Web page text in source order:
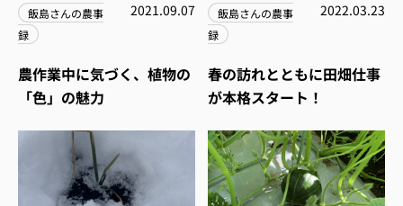
飯島さんの農事
録
2021.09.07
農作業中に気づく、植物の
「色」の魅力
飯島さんの農事
録
2022.03.23
春の訪れとともに田畑仕事
が本格スタート！